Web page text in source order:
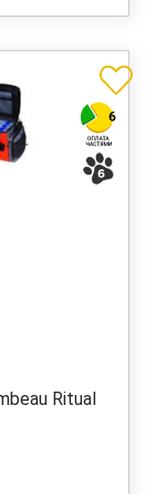
Ritual